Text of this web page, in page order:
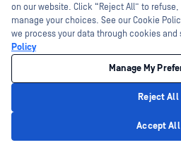
on our website. Click “Reject All” to
manage your choices. See our Cookie
we process your data through cookies
Policy
Manage My
Reject All
Accept All